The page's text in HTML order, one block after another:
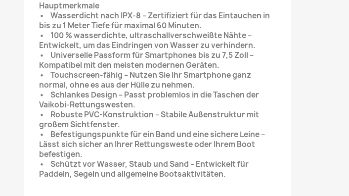
Hauptmerkmale
• Wasserdicht nach IPX-8 – Zertifiziert für das Eintauchen in
bis zu 1 Meter Tiefe für maximal 60 Minuten.
• 100 % wasserdichte, ultraschallverschweißte Nähte –
Entwickelt, um das Eindringen von Wasser zu verhindern.
• Universelle Passform für Smartphones bis zu 7,5 Zoll –
Kompatibel mit den meisten modernen Geräten.
• Touchscreen-fähig – Nutzen Sie Ihr Smartphone ganz
normal, ohne es aus der Hülle zu nehmen.
• Schlankes Design – Passt problemlos in die Taschen der
Vaikobi-Rettungswesten.
• Robuste PVC-Konstruktion – Stabile Außenstruktur mit
großem Sichtfenster.
• Befestigungspunkte für ein Band und eine sichere Leine –
Lässt sich sicher an Ihrer Rettungsweste oder Ihrem Boot
befestigen.
• Schützt vor Wasser, Staub und Sand – Entwickelt für
Paddeln, Segeln und allgemeine Bootsaktivitäten.